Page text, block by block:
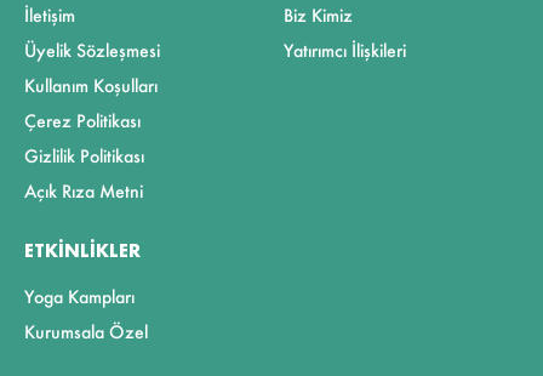
İletişim
Üyelik Sözleşmesi
Kullanım Koşulları
Çerez Politikası
Gizlilik Politikası
Açık Rıza Metni
Biz Kimiz
Yatırımcı İlişkileri
ETKINLIKLER
Yoga Kampları
Kurumsala Özel